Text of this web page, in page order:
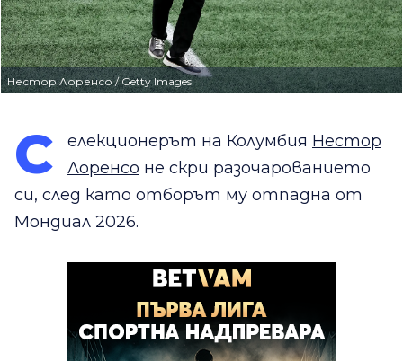
Нестор Лоренсо / Getty Images
С елекционерът на Колумбия Нестор
Лоренсо не скри разочарованието
си, след като отборът му отпадна от
Мондиал 2026.